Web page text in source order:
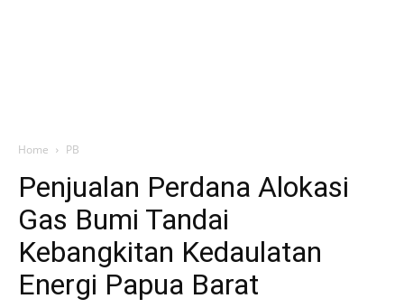
Home PB
Penjualan Perdana Alokasi
Gas Bumi Tandai
Kebangkitan Kedaulatan
Energi Papua Barat